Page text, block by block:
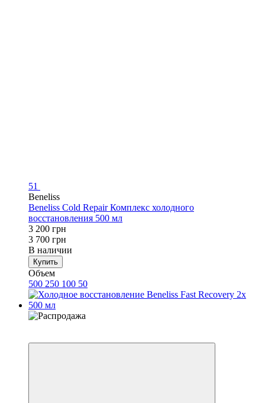
51
Beneliss
Beneliss Cold Repair Комплекс холодного
восстановления 500 мл
3 200 грн
3 700 грн
В наличии
Купить
Объем
500 250 100 50